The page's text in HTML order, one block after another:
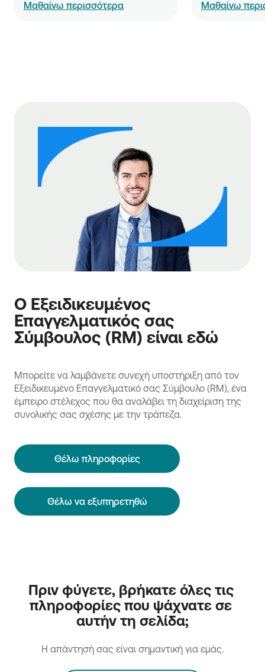
Μαθαίνω περισσότερα Μαθαίνω
Ο Εξειδικευμένος
Επαγγελματικός σας
Σύμβουλος (RM) είναι εδώ
Μπορείτε να λαμβάνετε συνεχή υποστήριξη από τον
Εξειδικευμένο Επαγγελματικό σας Σύμβουλο (RM), ένα
έμπειρο στέλεχος που θα αναλάβει τη διαχείριση της
συνολικής σας σχέσης με την τράπεζα.
Θέλω πληροφορίες
Θέλω να εξυπηρετηθώ
Πριν φύγετε, βρήκατε όλες τις
πληροφορίες που ψάχνατε σε
αυτήν τη σελίδα;
H απάντησή σας είναι σημαντική για εμάς.